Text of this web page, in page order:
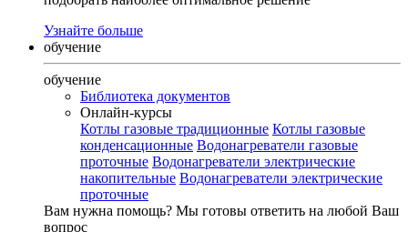
Узнайте больше
обучение
обучение
Библиотека документов
Онлайн-курсы
Котлы газовые традиционные Котлы газовые
конденсационные Водонагреватели газовые
проточные Водонагреватели электрические
накопительные Водонагреватели электрические
проточные
Вам нужна помощь? Мы готовы ответить на любой Ваш
вопрос